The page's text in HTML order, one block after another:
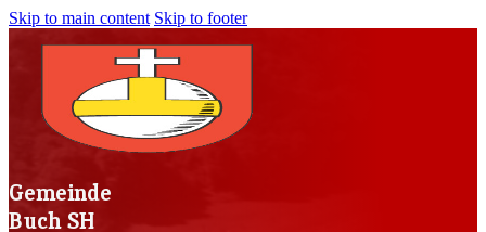
Skip to main content Skip to footer
Gemeinde
Buch SH